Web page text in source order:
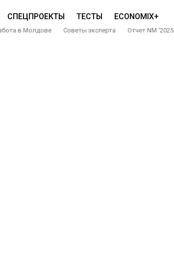
СПЕЦПРОЕКТЫ ТЕСТЫ ECONOMIX+
в Молдове Советы эксперта Отчет NM ‘2025